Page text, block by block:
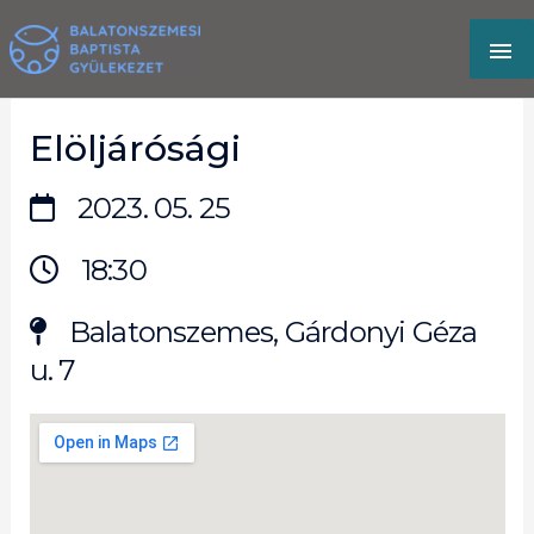
to
content
Elöljárósági
2023. 05. 25
18:30
Balatonszemes, Gárdonyi Géza
u. 7